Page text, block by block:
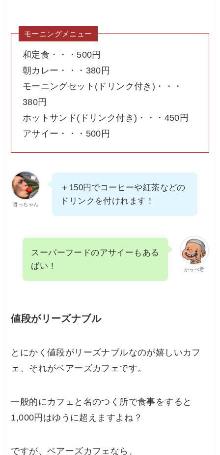
モーニングメニュー
和定食・・・500円
朝カレー・・・380円
モーニングセット(ドリンク付き)・・・
380円
ホットサンド(ドリンク付き)・・・450円
アサイー・・・500円
哲っちゃん
＋150円でコーヒーや紅茶などの
ドリンクを付けれます！
かっぺ君
スーパーフードのアサイーもある
ばい！
値段がリーズナブル
とにかく値段がリーズナブルなのが嬉しいカフ
ェ、それがベアーズカフェです。
一般的にカフェと名のつく所で食事をすると
1,000円はゆうに超えますよね？
ですが、ベアーズカフェなら、